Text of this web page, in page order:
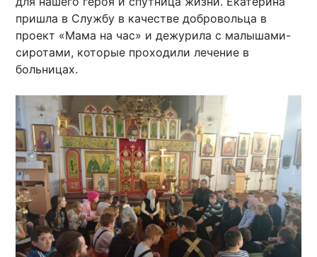
пришла в Службу в качестве добровольца в
проект «Мама на час» и дежурила с малышами-
сиротами, которые проходили лечение в
больницах.